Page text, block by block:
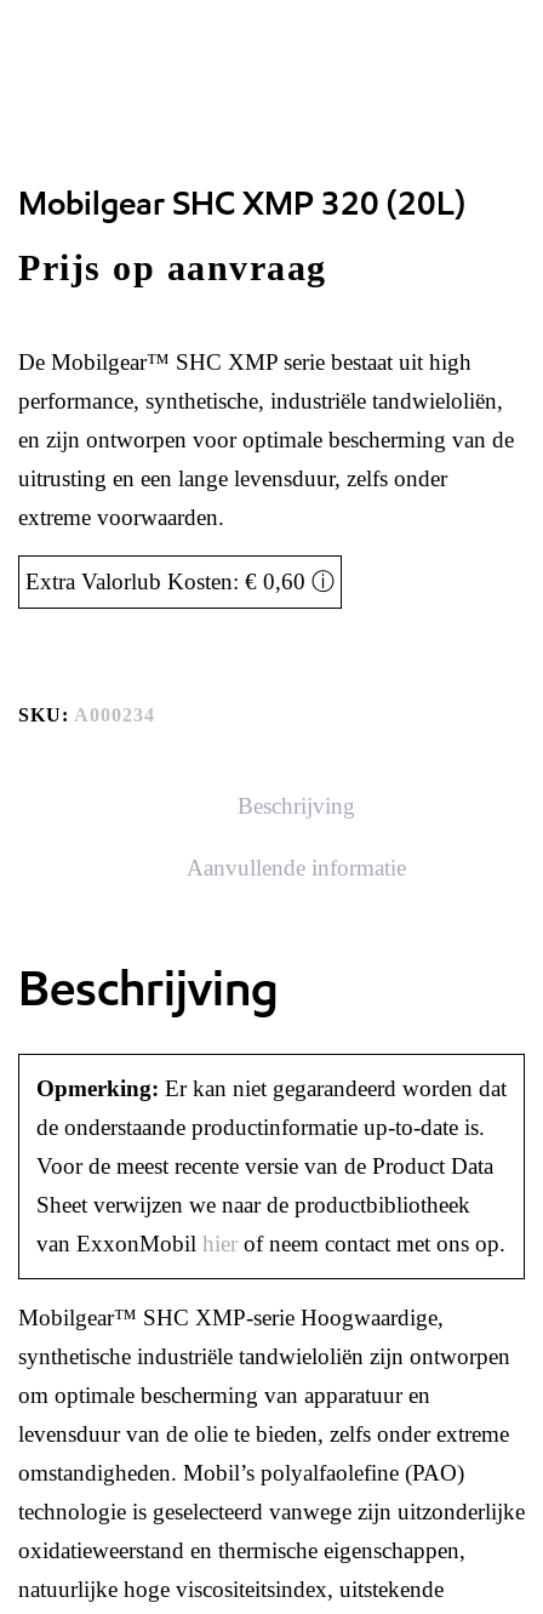
Mobilgear SHC XMP 320 (20L)
Prijs op aanvraag
De Mobilgear™ SHC XMP serie bestaat uit high
performance, synthetische, industriële tandwieloliën,
en zijn ontworpen voor optimale bescherming van de
uitrusting en een lange levensduur, zelfs onder
extreme voorwaarden.
Extra Valorlub Kosten: € 0,60 ⓘ
SKU: A000234
Beschrijving
Aanvullende informatie
Beschrijving
Opmerking: Er kan niet gegarandeerd worden dat
de onderstaande productinformatie up-to-date is.
Voor de meest recente versie van de Product Data
Sheet verwijzen we naar de productbibliotheek
van ExxonMobil hier of neem contact met ons op.
Mobilgear™ SHC XMP-serie Hoogwaardige,
synthetische industriële tandwieloliën zijn ontworpen
om optimale bescherming van apparatuur en
levensduur van de olie te bieden, zelfs onder extreme
omstandigheden. Mobil’s polyalfaolefine (PAO)
technologie is geselecteerd vanwege zijn uitzonderlijke
oxidatieweerstand en thermische eigenschappen,
natuurlijke hoge viscositeitsindex, uitstekende